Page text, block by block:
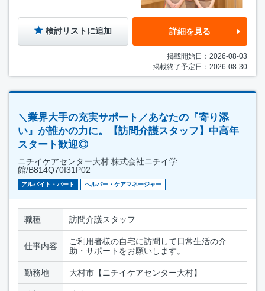
検討リストに追加 詳細を見る
掲載開始日：2026-08-03
掲載終了予定日：2026-08-30
＼業界大手の充実サポート／あなたの『寄り添
い』が誰かの力に。【訪問介護スタッフ】中高年
スタート歓迎◎
ニチイケアセンター大村 株式会社ニチイ学
館/B814Q70I31P02
アルバイト・パート ヘルパー・ケアマネージャー
職種 訪問介護スタッフ
仕事内容
ご利用者様の自宅に訪問して日常生活の介
助・サポートをお願いします。
勤務地 大村市【ニチイケアセンター大村】